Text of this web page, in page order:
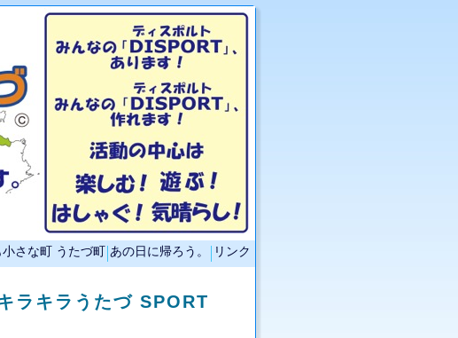
小さな町 うたづ町 あの日に帰ろう。 リンク
ラキラうたづ SPORT